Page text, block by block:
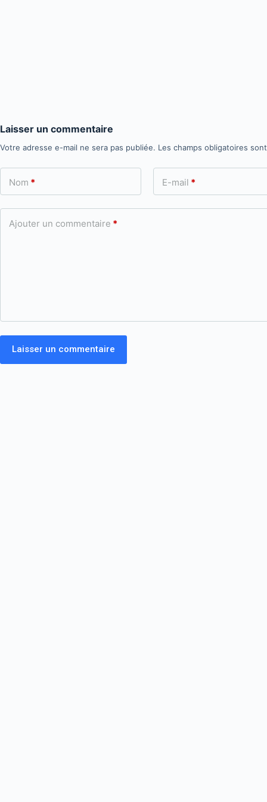
Laisser un commentaire
Votre adresse e-mail ne sera pas publiée. Les champs obligatoires
Nom * E-mail *
Ajouter un commentaire *
Laisser un commentaire